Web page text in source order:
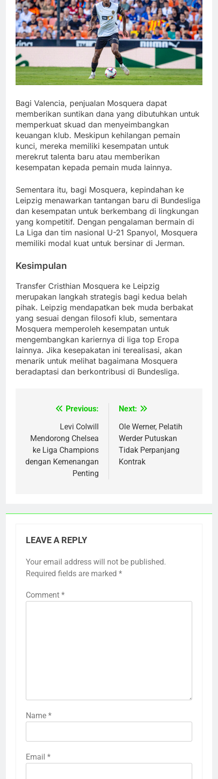
Bagi Valencia, penjualan Mosquera dapat
memberikan suntikan dana yang dibutuhkan untuk
memperkuat skuad dan menyeimbangkan
keuangan klub. Meskipun kehilangan pemain
kunci, mereka memiliki kesempatan untuk
merekrut talenta baru atau memberikan
kesempatan kepada pemain muda lainnya.
Sementara itu, bagi Mosquera, kepindahan ke
Leipzig menawarkan tantangan baru di Bundesliga
dan kesempatan untuk berkembang di lingkungan
yang kompetitif. Dengan pengalaman bermain di
La Liga dan tim nasional U-21 Spanyol, Mosquera
memiliki modal kuat untuk bersinar di Jerman.
Kesimpulan
Transfer Cristhian Mosquera ke Leipzig
merupakan langkah strategis bagi kedua belah
pihak. Leipzig mendapatkan bek muda berbakat
yang sesuai dengan filosofi klub, sementara
Mosquera memperoleh kesempatan untuk
mengembangkan kariernya di liga top Eropa
lainnya. Jika kesepakatan ini terealisasi, akan
menarik untuk melihat bagaimana Mosquera
beradaptasi dan berkontribusi di Bundesliga.
navigation
Previous:
Levi Colwill
Mendorong Chelsea
ke Liga Champions
dengan Kemenangan
Penting
Next:
Ole Werner, Pelatih
Werder Putuskan
Tidak Perpanjang
Kontrak
LEAVE A REPLY
Your email address will not be published.
Required fields are marked *
Comment *
Name *
Email *